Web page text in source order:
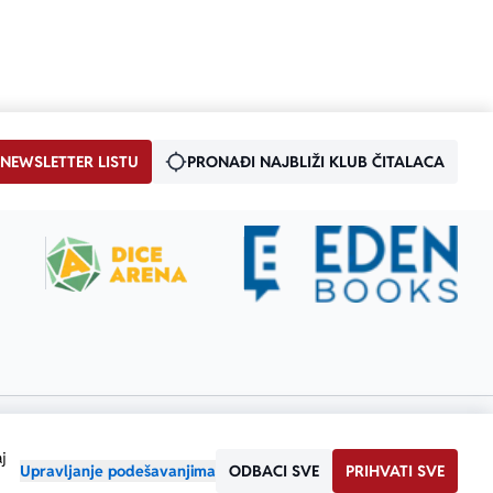
PRIHVATI SVE
ODBACI SVE
Upravljanje podešavanjima
LISTU PRONAĐI NAJBLIŽI KLUB ČITALACA